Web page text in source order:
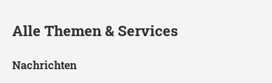
Alle Themen & Services
Nachrichten